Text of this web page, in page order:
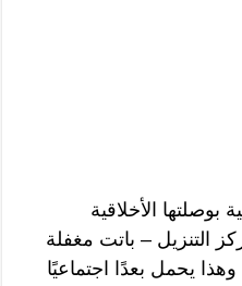
بوصلتها الأخلاقية
التنزيل – باتت مغفلة
يحمل بعدًا اجتماعيًا